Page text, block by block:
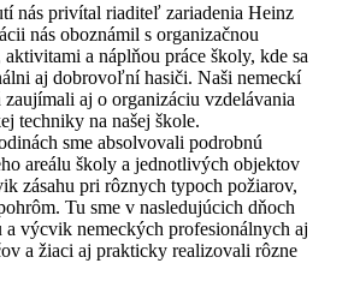
nás privítal riaditeľ zariadenia Heinz
nás oboznámil s organizačnou
a náplňou práce školy, kde sa
aj dobrovoľní hasiči. Naši nemeckí
zaujímali aj o organizáciu vzdelávania
techniky na našej škole.
sme absolvovali podrobnú
areálu školy a jednotlivých objektov
zásahu pri rôznych typoch požiarov,
Tu sme v nasledujúcich dňoch
a výcvik nemeckých profesionálnych aj
a žiaci aj prakticky realizovali rôzne